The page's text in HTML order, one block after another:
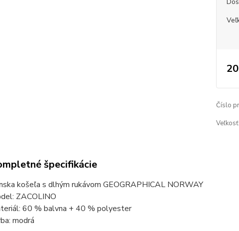
Číslo
Veľkosť:
špecifikácie
košeľa s dlhým rukávom GEOGRAPHICAL NORWAY
ZACOLINO
60 % balvna + 40 % polyester
modrá